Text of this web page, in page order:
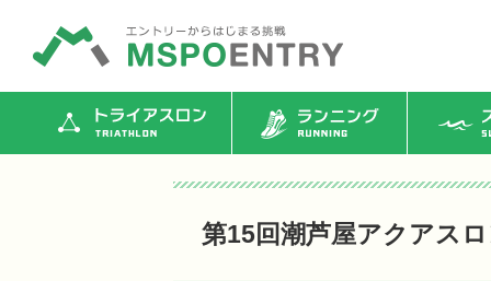
トライアスロン ランニング ス
第15回潮芦屋アクアス